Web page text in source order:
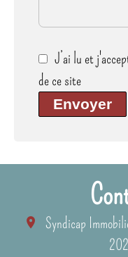
J’ai lu et
de ce site
Envoyer
Syndicap